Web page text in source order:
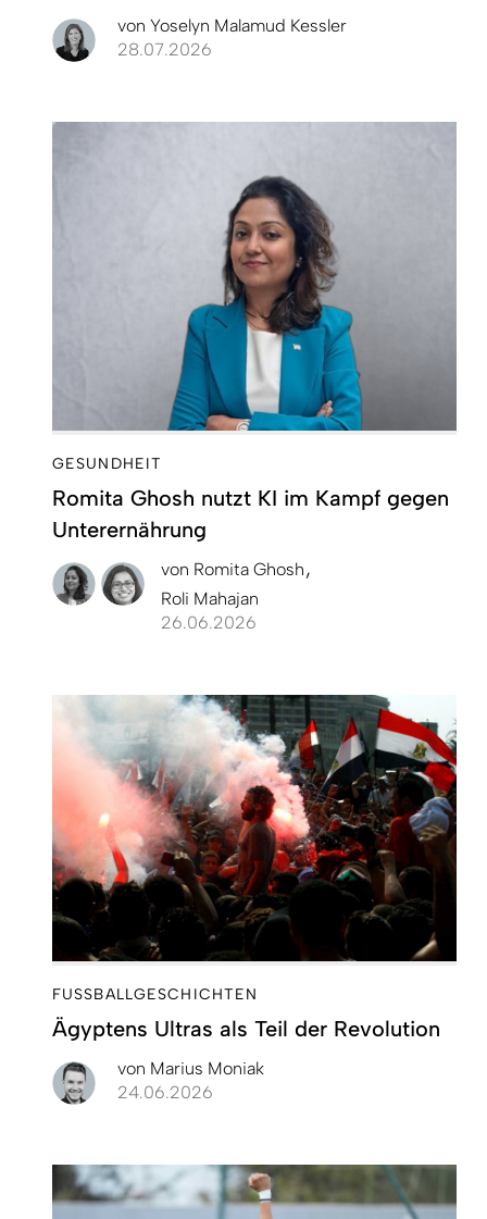
von Yoselyn Malamud Kessler
28.07.2026
GESUNDHEIT
Romita Ghosh nutzt KI im Kampf gegen
Unterernährung
von Romita Ghosh
Roli Mahajan
26.06.2026
FUSSBALLGESCHICHTEN
Ägyptens Ultras als Teil der Revolution
von Marius Moniak
24.06.2026